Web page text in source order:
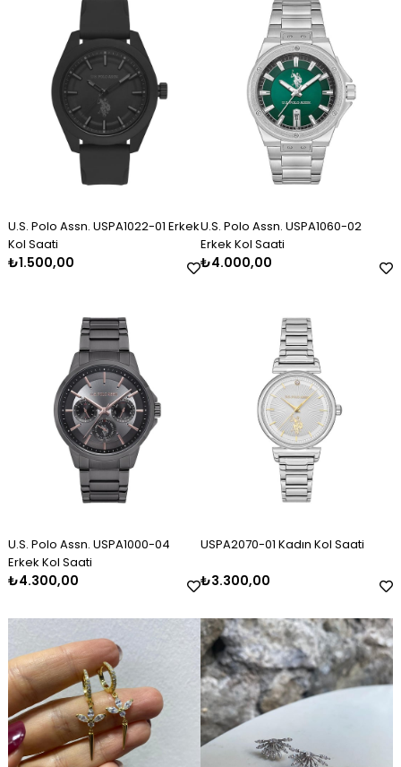
Erkek Gümüş Kazaziye Tesbih
₺2.120,00
Kadın Gümüş Trend Tasarım
₺11.000,00
Kadın Gümüş Taşlı Markiz
Bileklik 2325
₺3.000,00
U.S. Polo Assn. USPA1022-01 Erkek
Kol Saati
₺1.500,00
U.S. Polo Assn. USPA1060-02
Erkek Kol Saati
₺4.000,00
U.S. Polo Assn. USPA1000-04
Erkek Kol Saati
₺4.300,00
USPA2070-01 Kadın Kol Saati
₺3.300,00